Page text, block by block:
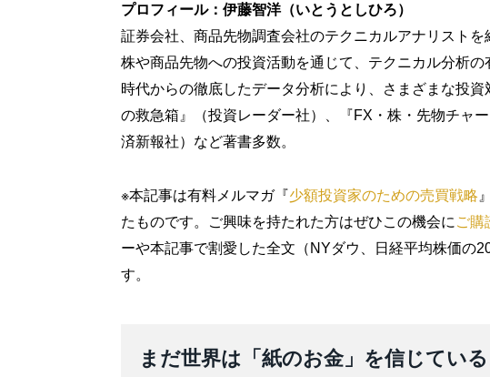
プロフィール：伊藤智洋（いとうとしひろ）
証券会社、商品先物調査会社のテクニカルアナリストを
株や商品先物への投資活動を通じて、テクニカル分析
時代からの徹底したデータ分析により、さまざまな投
の救急箱』（投資レーダー社）、『FX・株・先物チャ
済新報社）など著書多数。
※本記事は有料メルマガ『少額投資家のための売買戦略
たものです。ご興味を持たれた方はぜひこの機会に ご購
ーや本記事で割愛した全文（NYダウ、日経平均株価の
す。
まだ世界は「紙のお金」を信じてい